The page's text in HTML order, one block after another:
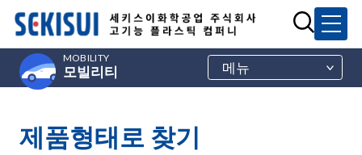
MOBILITY
모빌리티 메뉴
제품형태로 찾기